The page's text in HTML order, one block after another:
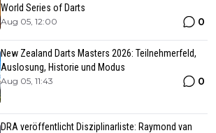
World Series of Darts
Aug 05, 12:00 0
New Zealand Darts Masters 2026: Teilnehmerfeld,
Auslosung, Historie und Modus
Aug 05, 11:43 0
DRA veröffentlicht Disziplinarliste: Raymond van